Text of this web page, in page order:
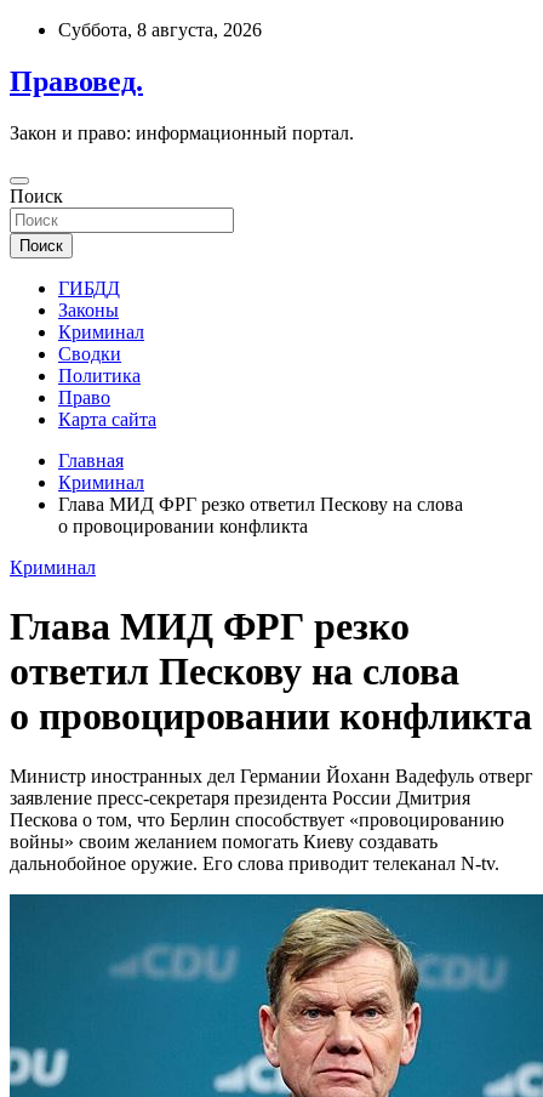
Перейти
содержимому
Суббота, 8 августа, 2026
Правовед.
Закон и право: информационный портал.
Поиск
Поиск
ГИБДД
Законы
Криминал
Сводки
Политика
Право
Карта сайта
Главная
Криминал
Глава МИД ФРГ резко ответил Пескову на слова
о провоцировании конфликта
Криминал
Глава МИД ФРГ резко
ответил Пескову на слова
о провоцировании конфликта
Министр иностранных дел Германии Йоханн Вадефуль отверг
заявление пресс-секретаря президента России Дмитрия
Пескова о том, что Берлин способствует «провоцированию
войны» своим желанием помогать Киеву создавать
дальнобойное оружие. Его слова приводит телеканал N-tv.